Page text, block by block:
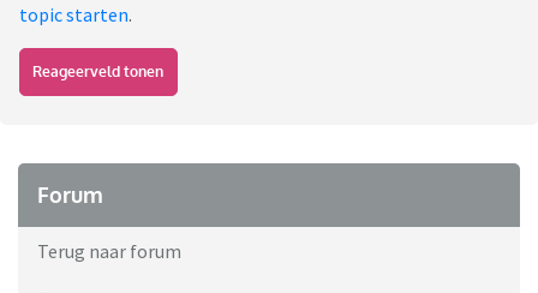
topic starten.
Reageerveld tonen
Forum
Terug naar forum